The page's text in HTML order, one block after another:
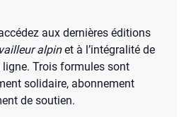
aux dernières éditions
alpinet à l’intégralité de
Trois formules sont
solidaire, abonnement
de soutien.